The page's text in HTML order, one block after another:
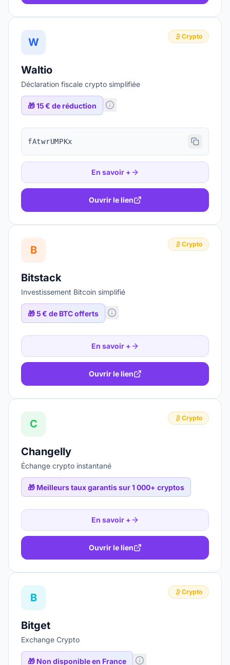
W Crypto
Waltio
Déclaration fiscale crypto simplifiée
🎁15 € de réduction
fAtwrUMPKx
En savoir +
Ouvrir le lien
B Crypto
Bitstack
Investissement Bitcoin simplifié
🎁5 € de BTC offerts
En savoir +
Ouvrir le lien
C Crypto
Changelly
Échange crypto instantané
🎁 Meilleurs taux garantis sur 1 000+ cryptos
En savoir +
Ouvrir le lien
B Crypto
Bitget
Exchange Crypto
🎁 Non disponible en France